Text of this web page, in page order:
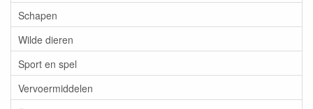
Schapen
Wilde dieren
Sport en spel
Vervoermiddelen